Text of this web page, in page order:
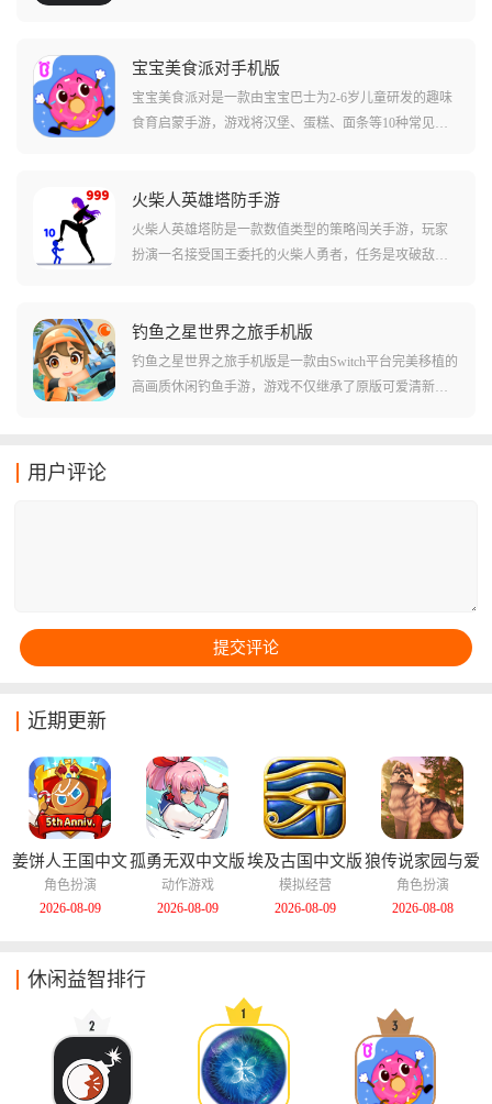
炸。在游戏中,玩家一方扮演拆弹者,目标是在伙伴的帮助
下拆除炸弹,另一方则扮演拆弹专家,通过使用拆弹手册指
引你完成拆弹任务。游戏内拆弹者看不到手册,专家也看
不及拆除发生爆炸,则闯关失败。
宝宝美食派对手机版
宝宝美食派对是一款由宝宝巴士为2-6岁儿童研发的趣味
食育启蒙手游，游戏将汉堡、蛋糕、面条等10种常见美
通过帮美食洗澡、换装、装饰等互动，孩子能自然而然
地认识食材，了解食物的制作过程，并建立起对食物的
初步认知。
火柴人英雄塔防手游
火柴人英雄塔防是一款数值类型的策略闯关手游，玩家
扮演一名接受国王委托的火柴人勇者，任务是攻破敌军
数字，你必须像玩大鱼吃小鱼一样，精准计算每一次进
攻，才能在这场关于数字的游戏中存活下去。
钓鱼之星世界之旅手机版
钓鱼之星世界之旅手机版是一款由Switch平台完美移植的
高画质休闲钓鱼手游，游戏不仅继承了原版可爱清新的
用户评论
近期更新
姜饼人王国中文
版
角色扮演
2026-08-09
孤勇无双中文版
动作游戏
2026-08-09
埃及古国中文版
模拟经营
2026-08-09
狼传说家园与爱
心中文版
角色扮演
2026-08-08
休闲益智排行